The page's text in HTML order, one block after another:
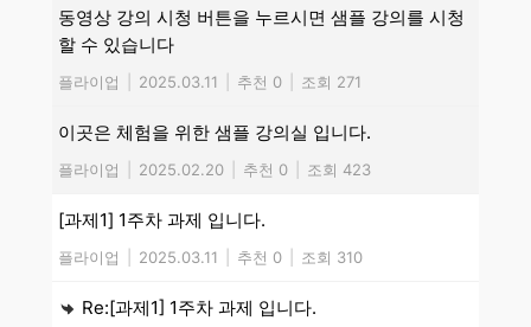
동영상 강의 시청 버튼을 누르시면 샘플 강의를 시청
할 수 있습니다
플라이업 2025.03.11 추천 0 조회 271
이곳은 체험을 위한 샘플 강의실 입니다.
플라이업 2025.02.20 추천 0 조회 423
[과제1] 1주차 과제 입니다.
플라이업 2025.03.11 추천 0 조회 310
Re:[과제1] 1주차 과제 입니다.